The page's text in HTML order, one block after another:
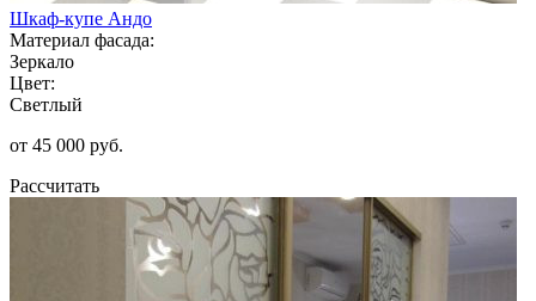
Шкаф-купе Андо
Материал фасада:
Зеркало
Цвет:
Светлый
от 45 000 руб.
Рассчитать